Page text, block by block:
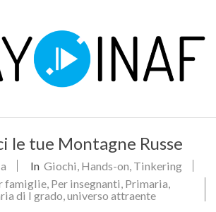
le tue Montagne Russe
In Giochi, Hands-on, Tinkering
famiglie, Per insegnanti, Primaria,
di I grado,universo attraente